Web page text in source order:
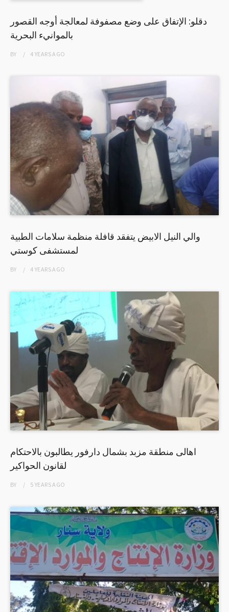
دقلو: الإتفاق على وضع مصفوفة لمعالجة أوجه القصور
بالموانيء البحرية
BY 4 YEARSAGO
والي النيل الابيض يتفقد قافلة منظمة سلامات الطبية
لمستشفى كوستي
BY 4 YEARSAGO
اهالى منطقة مزبد بشمال دارفور يطالبون بالاحتكام
لقانون الحواكير
BY 5 YEARSAGO